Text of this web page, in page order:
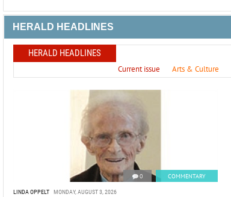
HERALD HEADLINES
HERALD HEADLINES
Current issue Arts & Culture
0 COMMENTARY
LINDA OPPELT MONDAY, AUGUST 3, 2026